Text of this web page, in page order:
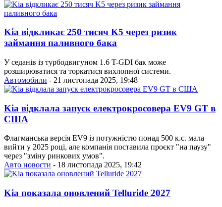
Kia відкликає 250 тисяч K5 через ризик
займання паливного бака
У седанів із турбодвигуном 1.6 T-GDI бак може
розширюватися та торкатися вихлопної системи.
Автомобили - 21 листопада 2025, 19:48
Kia відклала запуск електрокросовера EV9 GT в
США
Флагманська версія EV9 із потужністю понад 500 к.с. мала
вийти у 2025 році, але компанія поставила проєкт "на паузу"
через "зміну ринкових умов".
Авто новости - 18 листопада 2025, 19:42
Kia показала оновлений Telluride 2027